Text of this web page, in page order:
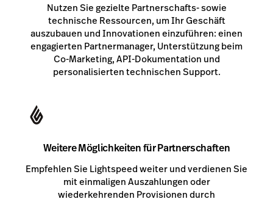
Nutzen Sie gezielte Partnerschafts- sowie
technische Ressourcen, um Ihr Geschäft
auszubauen und Innovationen einzuführen: einen
engagierten Partnermanager, Unterstützung beim
Co-Marketing, API-Dokumentation und
personalisierten technischen Support.
Weitere Möglichkeiten für Partnerschaften
Empfehlen Sie Lightspeed weiter und verdienen Sie
mit einmaligen Auszahlungen oder
wiederkehrenden Provisionen durch